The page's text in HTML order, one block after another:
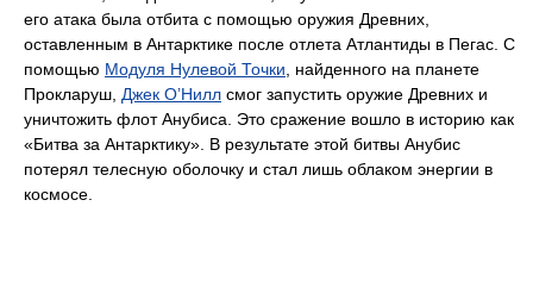
его атака была отбита с помощью оружия Древних,
оставленным в Антарктике после отлета Атлантиды в Пегас. С
помощью Модуля Нулевой Точки , найденного на планете
Прокларуш, Джек О’Нилл смог запустить оружие Древних и
уничтожить флот Анубиса. Это сражение вошло в историю как
«Битва за Антарктику». В результате этой битвы Анубис
потерял телесную оболочку и стал лишь облаком энергии в
космосе.